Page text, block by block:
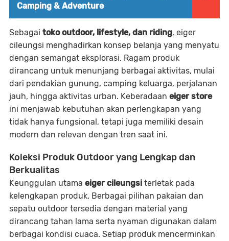
Camping & Adventure
Sebagai toko outdoor, lifestyle, dan riding, eiger
cileungsi menghadirkan konsep belanja yang menyatu
dengan semangat eksplorasi. Ragam produk
dirancang untuk menunjang berbagai aktivitas, mulai
dari pendakian gunung, camping keluarga, perjalanan
jauh, hingga aktivitas urban. Keberadaan eiger store
ini menjawab kebutuhan akan perlengkapan yang
tidak hanya fungsional, tetapi juga memiliki desain
modern dan relevan dengan tren saat ini.
Koleksi Produk Outdoor yang Lengkap dan
Berkualitas
Keunggulan utama eiger cileungsi terletak pada
kelengkapan produk. Berbagai pilihan pakaian dan
sepatu outdoor tersedia dengan material yang
dirancang tahan lama serta nyaman digunakan dalam
berbagai kondisi cuaca. Setiap produk mencerminkan